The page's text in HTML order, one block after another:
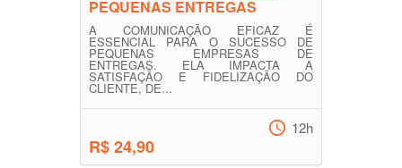
PEQUENAS ENTREGAS
A COMUNICAÇÃO EFICAZ É
ESSENCIAL PARA O SUCESSO DE
PEQUENAS EMPRESAS DE
ENTREGAS. ELA IMPACTA A
SATISFAÇÃO E FIDELIZAÇÃO DO
CLIENTE, DE...
R$ 24,90
12h